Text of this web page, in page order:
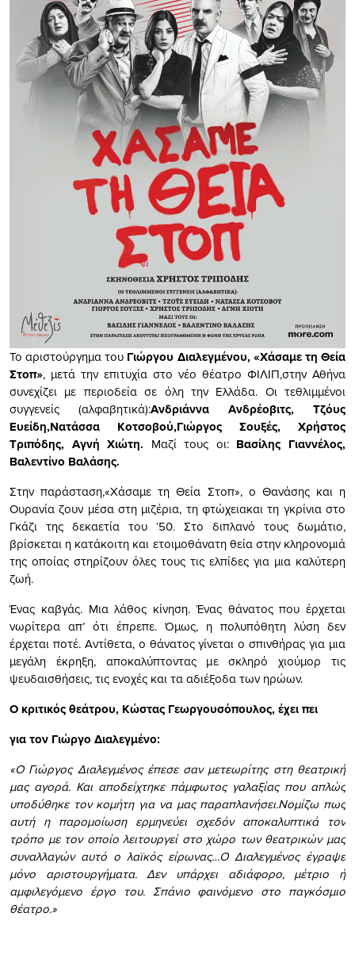
Το αριστούργημα του Γιώργου Διαλεγμένου, «Χάσαμε τη Θεία
Στοπ», μετά την επιτυχία στο νέο θέατρο ΦΙΛΙΠ,στην Αθήνα
συνεχίζει με περιοδεία σε όλη την Ελλάδα. Οι τεθλιμμένοι
συγγενείς (αλφαβητικά):Ανδριάννα Ανδρέοβιτς, Τζόυς
Ευείδη,Νατάσσα Κοτσοβού,Γιώργος Σουξές, Χρήστος
Τριπόδης, Αγνή Χιώτη. Μαζί τους οι:Βασίλης Γιαννέλος,
Βαλεντίνο Βαλάσης.
Στην παράσταση,«Χάσαμε τη Θεία Στοπ», ο Θανάσης και η
Ουρανία ζουν μέσα στη μιζέρια, τη φτώχειακαι τη γκρίνια στο
Γκάζι της δεκαετία του ‘50. Στο διπλανό τους δωμάτιο,
βρίσκεται η κατάκοιτη και ετοιμοθάνατη θεία στην κληρονομιά
της οποίας στηρίζουν όλες τους τις ελπίδες για μια καλύτερη
ζωή.
Ένας καβγάς. Μια λάθος κίνηση. Ένας θάνατος που έρχεται
νωρίτερα απ’ ότι έπρεπε. Όμως, η πολυπόθητη λύση δεν
έρχεται ποτέ. Αντίθετα, ο θάνατος γίνεται ο σπινθήρας για μια
μεγάλη έκρηξη, αποκαλύπτοντας με σκληρό χιούμορ τις
ψευδαισθήσεις, τις ενοχές και τα αδιέξοδα των ηρώων.
Ο κριτικός θεάτρου, Κώστας Γεωργουσόπουλος, έχει πει
για τον Γιώργο Διαλεγμένο:
«Ο Γιώργος Διαλεγμένος έπεσε σαν μετεωρίτης στη θεατρική
μας αγορά. Και αποδείχτηκε πάμφωτος γαλαξίας που απλώς
υποδύθηκε τον κομήτη για να μας παραπλανήσει.Νομίζω πως
αυτή η παρομοίωση ερμηνεύει σχεδόν αποκαλυπτικά τον
τρόπο με τον οποίο λειτουργεί στο χώρο των θεατρικών μας
συναλλαγών αυτό ο λαϊκός είρωνας…Ο Διαλεγμένος έγραψε
μόνο αριστουργήματα. Δεν υπάρχει αδιάφορο, μέτριο ή
αμφιλεγόμενο έργο του. Σπάνιο φαινόμενο στο παγκόσμιο
θέατρο.»